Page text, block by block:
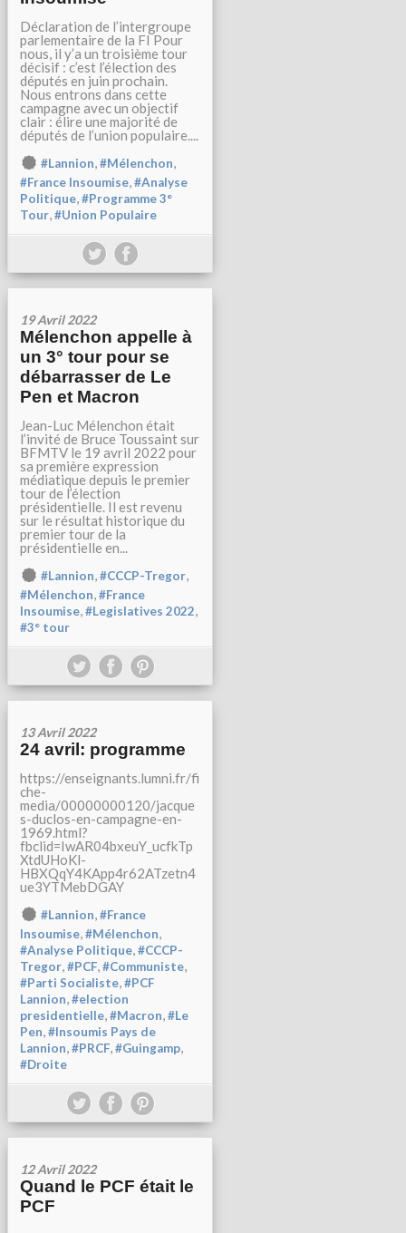
Déclaration de l’intergroupe
parlementaire de la FI Pour
nous, il y’a un troisième tour
décisif : c’est l’élection des
députés en juin prochain.
Nous entrons dans cette
campagne avec un objectif
clair : élire une majorité de
députés de l’union populaire....
#Lannion,#Mélenchon,
#France Insoumise,#Analyse
Politique,#Programme 3°
Tour,#Union Populaire
19 Avril 2022
Mélenchon appelle à
un 3° tour pour se
débarrasser de Le
Pen et Macron
Jean-Luc Mélenchon était
l’invité de Bruce Toussaint sur
BFMTV le 19 avril 2022 pour
sa première expression
médiatique depuis le premier
tour de l’élection
présidentielle. Il est revenu
sur le résultat historique du
premier tour de la
présidentielle en...
#Lannion,#CCCP-Tregor,
#Mélenchon,#France
Insoumise,#Legislatives 2022,
#3° tour
13 Avril 2022
24 avril: programme
https://enseignants.lumni.fr/fi
che-
media/00000000120/jacque
s-duclos-en-campagne-en-
1969.html?
fbclid=IwAR04bxeuY_ucfkTp
XtdUHoKl-
HBXQqY4KApp4r62ATzetn4
ue3YTMebDGAY
#Lannion,#France
Insoumise,#Mélenchon,
#Analyse Politique,#CCCP-
Tregor,#PCF,#Communiste,
#Parti Socialiste,#PCF
Lannion,#election
presidentielle,#Macron,#Le
Pen,#Insoumis Pays de
Lannion,#PRCF,#Guingamp,
#Droite
12 Avril 2022
Quand le PCF était le
PCF